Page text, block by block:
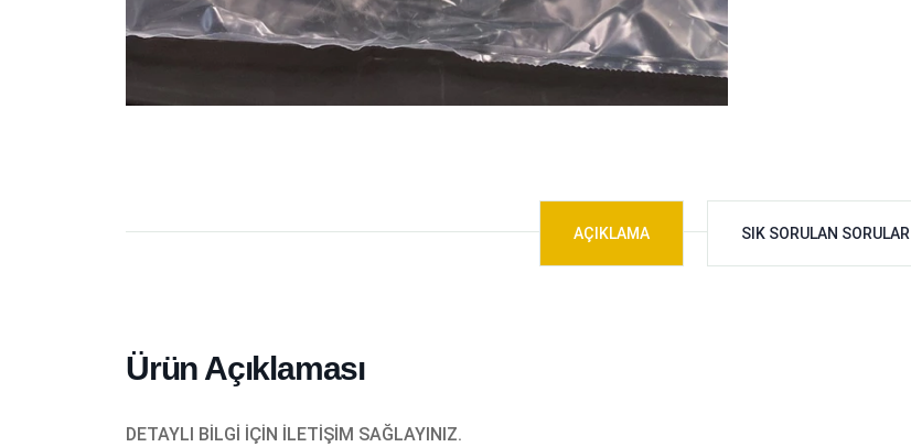
AÇIKLAMA SIK SORULAN SORULAR
Ürün Açıklaması
DETAYLI BİLGİ İÇİN İLETİŞİM SAĞLAYINIZ.